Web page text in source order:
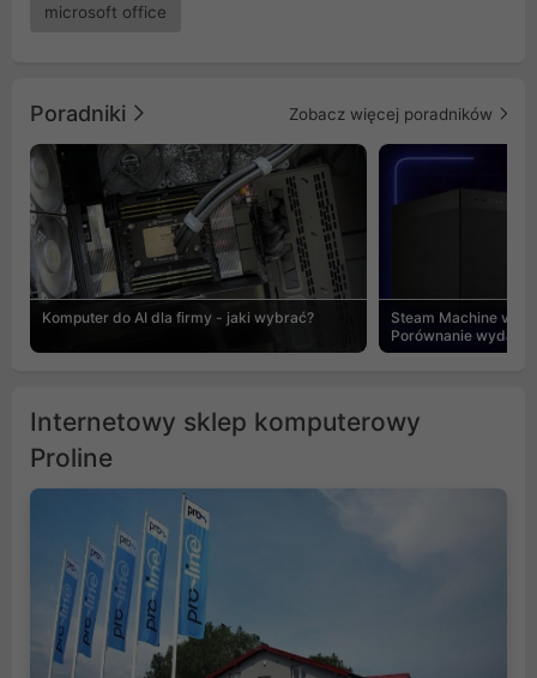
microsoft office
Poradniki Zobacz więcej poradników
Komputer do AI dla firmy - jaki wybrać?
Steam Machine vs
Porównanie
Internetowy sklep komputerowy
Proline